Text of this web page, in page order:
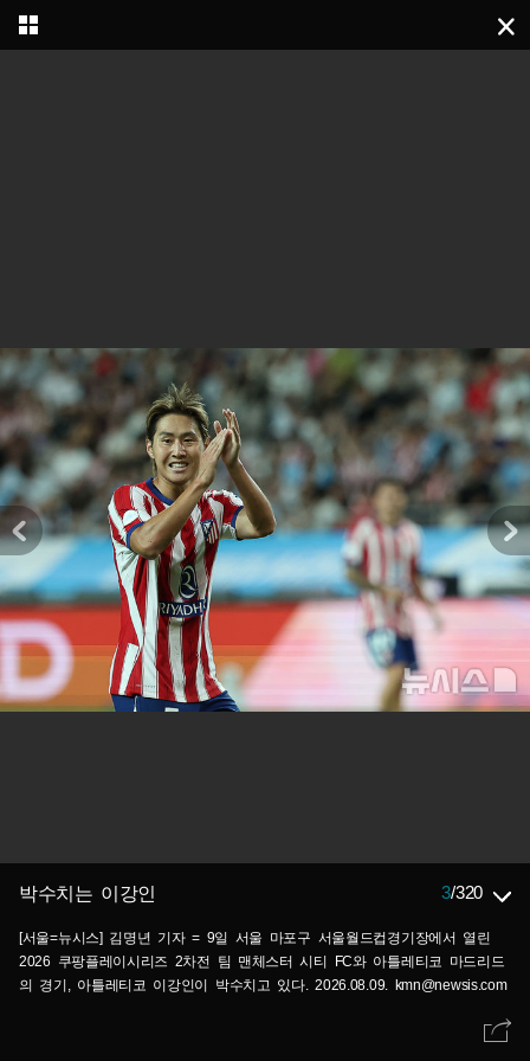
박수치는 이강인 3/320
[서울=뉴시스] 김명년 기자 = 9일 서울 마포구 서울월드컵경기장에서 열린
2026 쿠팡플레이시리즈 2차전 팀 맨체스터 시티 FC와 아틀레티코 마드리드
의 경기, 아틀레티코 이강인이 박수치고 있다. 2026.08.09. kmn@newsis.com